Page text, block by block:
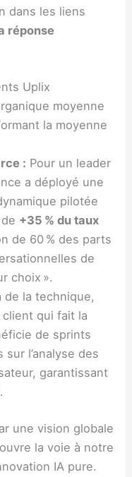
dans les liens
réponse
Uplix
moyenne
la moyenne
: Pour un leader
a déployé une
pilotée
+35 % du taux
de 60 % des parts
de
choix ».
de la technique,
client qui fait la
de sprints
sur l’analyse des
garantissant
une vision globale
la voie à notre
IA pure.